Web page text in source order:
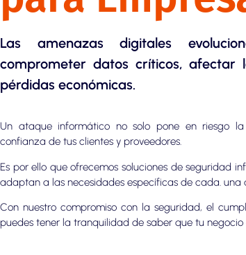
Las amenazas digitales
comprometer datos críticos, afectar
pérdidas económicas.
Un ataque informático no solo pone en riesgo
confianza de tus clientes y proveedores.
Es por ello que ofrecemos soluciones de seguridad
adaptan a las necesidades específicas de cada. una
Con nuestro compromiso con la seguridad, el
puedes tener la tranquilidad de saber que tu negocio